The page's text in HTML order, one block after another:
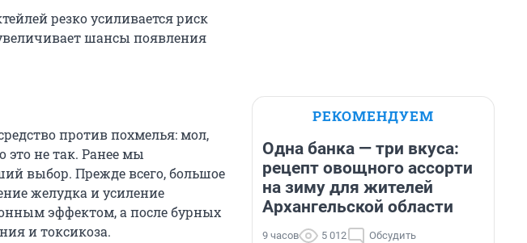
резко усиливается риск
шансы появления
против похмелья: мол,
это не так. Ранее мы
выбор. Прежде всего, большое
желудка и усиление
эффектом, а после бурных
и токсикоза.
РЕКОМЕНДУЕМ
Одна банка — три вкуса:
рецепт овощного ассорти
на зиму для жителей
Архангельской области
9 часов 5 012 Обсудить